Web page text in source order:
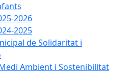
2026
2025
de Solidaritat i
Ambient i Sostenibilitat